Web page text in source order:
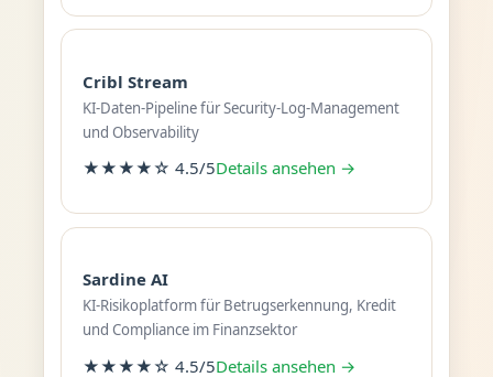
Cribl Stream
KI-Daten-Pipeline für Security-Log-Management
und Observability
★★★★☆ 4.5/5Details ansehen →
Sardine AI
KI-Risikoplatform für Betrugserkennung, Kredit
und Compliance im Finanzsektor
★★★★☆ 4.5/5Details ansehen →